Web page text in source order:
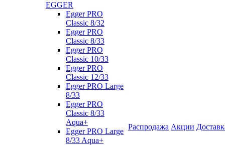
EGGER
Egger PRO
Classic 8/32
Egger PRO
Classic 8/33
Egger PRO
Classic 10/33
Egger PRO
Classic 12/33
Egger PRO Large
8/33
Egger PRO
Classic 8/33
Aqua+
Egger PRO Large
8/33 Aqua+
Распродажа Акции